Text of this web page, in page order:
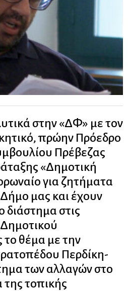
στην «ΔΦ» με τον
πρώην Πρόεδρο
Πρέβεζας
«Δημοτική
για ζητήματα
μας και έχουν
διάστημα στις
θέμα με την
Περδίκη-
των αλλαγών στο
τοπικής